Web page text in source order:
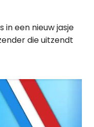
in een nieuw jasje
die uitzendt